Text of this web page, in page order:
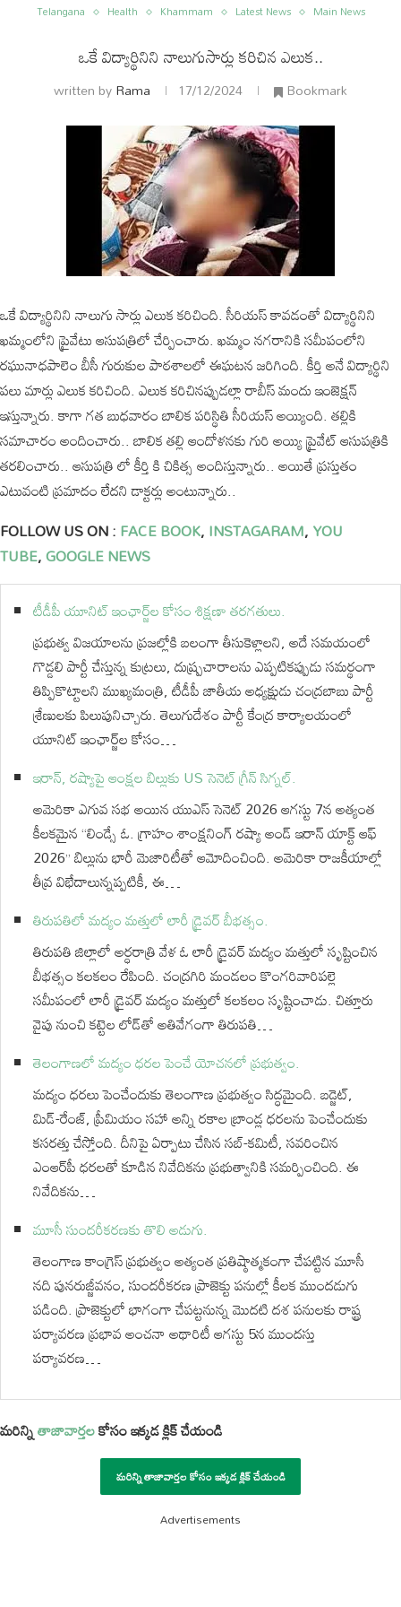
Telangana Health Khammam Latest News Main News
ఒకే విద్యార్థినిని నాలుగుసార్లు కరిచిన ఎలుక..
written byRama 17/12/2024 Bookmark
ఒకే విద్యార్థినిని నాలుగు సార్లు ఎలుక కరిచింది. సీరియస్ కావడంతో విద్యార్థినిని
ఖమ్మంలోని ప్రైవేటు ఆసుపత్రిలో చేర్పించారు. ఖమ్మం నగరానికి సమీపంలోని
రఘునాధపాలెం బీసీ గురుకుల పాఠశాలలో ఈఘటన జరిగింది. కీర్తి అనే విద్యార్థిని
పలు మార్లు ఎలుక కరిచింది. ఎలుక కరిచినప్పుడల్లా రాబీస్ మందు ఇంజెక్షన్
ఇస్తున్నారు. కాగా గత బుధవారం బాలిక పరిస్థితి సీరియస్ అయ్యింది. తల్లికి
సమాచారం అందించారు.. బాలిక తల్లి ఆందోళనకు గురి అయ్యి ప్రైవేట్ ఆసుపత్రికి
తరలించారు.. ఆసుపత్రి లో కీర్తి కి చికిత్స అందిస్తున్నారు.. అయితే ప్రస్తుతం
ఎటువంటి ప్రమాదం లేదని డాక్టర్లు అంటున్నారు..
FOLLOW US ON :FACE BOOK,INSTAGARAM,YOU
TUBE,GOOGLE NEWS
టీడీపీ యూనిట్ ఇంఛార్జ్‌ల కోసం శిక్షణా తరగతులు.
ప్రభుత్వ విజయాలను ప్రజల్లోకి బలంగా తీసుకెళ్లాలని, అదే సమయంలో
గొడ్డలి పార్టీ చేస్తున్న కుట్రలు, దుష్ప్రచారాలను ఎప్పటికప్పుడు సమర్థంగా
తిప్పికొట్టాలని ముఖ్యమంత్రి, టీడీపీ జాతీయ అధ్యక్షుడు చంద్రబాబు పార్టీ
శ్రేణులకు పిలుపునిచ్చారు. తెలుగుదేశం పార్టీ కేంద్ర కార్యాలయంలో
యూనిట్ ఇంఛార్జ్‌ల కోసం…
ఇరాన్, రష్యాపై ఆంక్షల బిల్లుకు US సెనెట్ గ్రీన్ సిగ్నల్.
అమెరికా ఎగువ సభ అయిన యుఎస్ సెనెట్ 2026 ఆగస్టు 7న అత్యంత
కీలకమైన “లిండ్సే ఓ. గ్రాహం శాంక్షనింగ్ రష్యా అండ్ ఇరాన్ యాక్ట్ ఆఫ్
2026” బిల్లును భారీ మెజారిటీతో ఆమోదించింది. అమెరికా రాజకీయాల్లో
తీవ్ర విభేదాలున్నప్పటికీ, ఈ…
తిరుపతిలో మద్యం మత్తులో లారీ డ్రైవర్ బీభత్సం.
తిరుపతి జిల్లాలో అర్ధరాత్రి వేళ ఓ లారీ డ్రైవర్ మద్యం మత్తులో సృష్టించిన
బీభత్సం కలకలం రేపింది. చంద్రగిరి మండలం కొంగరివారిపల్లె
సమీపంలో లారీ డ్రైవర్ మద్యం మత్తులో కలకలం సృష్టించాడు. చిత్తూరు
వైపు నుంచి కట్టెల లోడ్‌తో అతివేగంగా తిరుపతి…
తెలంగాణలో మద్యం ధరల పెంచే యోచనలో ప్రభుత్వం.
మద్యం ధరలు పెంచేందుకు తెలంగాణ ప్రభుత్వం సిద్ధమైంది. బడ్జెట్,
మిడ్-రేంజ్, ప్రీమియం సహా అన్ని రకాల బ్రాండ్ల ధరలను పెంచేందుకు
కసరత్తు చేస్తోంది. దీనిపై ఏర్పాటు చేసిన సబ్-కమిటీ, సవరించిన
ఎంఆర్‌పీ ధరలతో కూడిన నివేదికను ప్రభుత్వానికి సమర్పించింది. ఈ
నివేదికను…
మూసీ సుందరీకరణకు తొలి అడుగు.
తెలంగాణ కాంగ్రెస్ ప్రభుత్వం అత్యంత ప్రతిష్ఠాత్మకంగా చేపట్టిన మూసీ
నది పునరుజ్జీవనం, సుందరీకరణ ప్రాజెక్టు పనుల్లో కీలక ముందడుగు
పడింది. ప్రాజెక్టులో భాగంగా చేపట్టనున్న మొదటి దశ పనులకు రాష్ట్ర
పర్యావరణ ప్రభావ అంచనా అథారిటీ ఆగస్టు 5న ముందస్తు
పర్యావరణ…
మరిన్నితాజావార్తలకోసం ఇక్కడ క్లిక్ చేయండి
మరిన్ని తాజావార్తల కోసం ఇక్కడ క్లిక్ చేయండి
Advertisements
అంతర్జాతీయం